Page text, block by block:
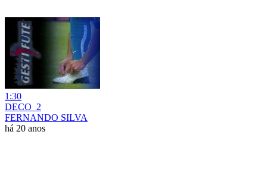
1:30
DECO_2
FERNANDO SILVA
há 20 anos